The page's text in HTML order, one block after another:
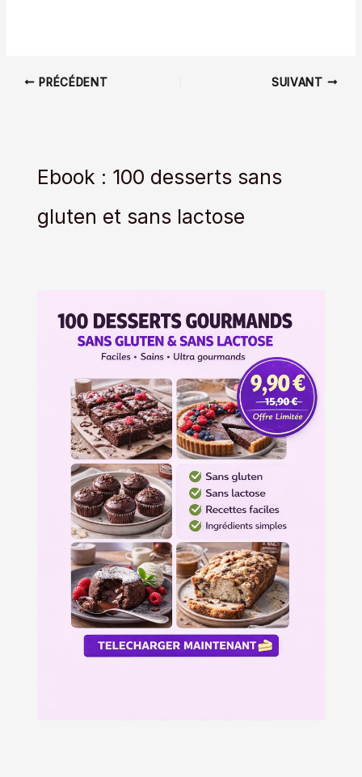
PRÉCÉDENT SUIVANT
Ebook : 100 desserts sans
gluten et sans lactose